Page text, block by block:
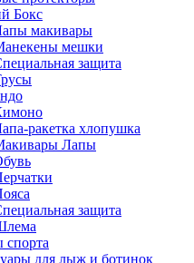
Бокс
макивары
мешки
защита
ракетка хлопушка
Лапы
защита
для лыж и ботинок